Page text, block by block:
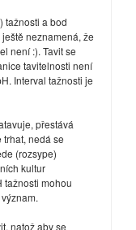
tažnosti a bod
neznamená, že
není :). Tavit se
tavitelnosti není
Interval tažnosti je
přestává
trhat, nedá se
(rozsype)
kultur
tažnosti mohou
natož aby se